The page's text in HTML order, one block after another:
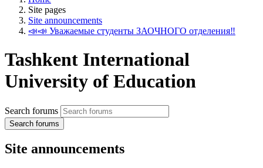
Site pages
Site announcements
📣📣 Уважаемые студенты ЗАОЧНОГО отделения‼️
Tashkent International
University of Education
Search forums
Search forums
Site announcements